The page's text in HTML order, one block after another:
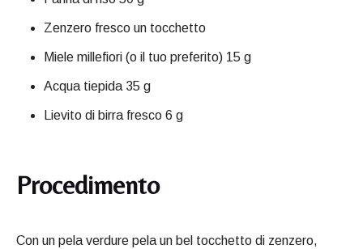
Zenzero fresco un tocchetto
Miele millefiori (o il tuo preferito) 15 g
Acqua tiepida 35 g
Lievito di birra fresco 6 g
Procedimento
Con un pela verdure pela un bel tocchetto di zenzero,